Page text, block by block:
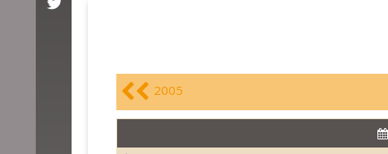
2005